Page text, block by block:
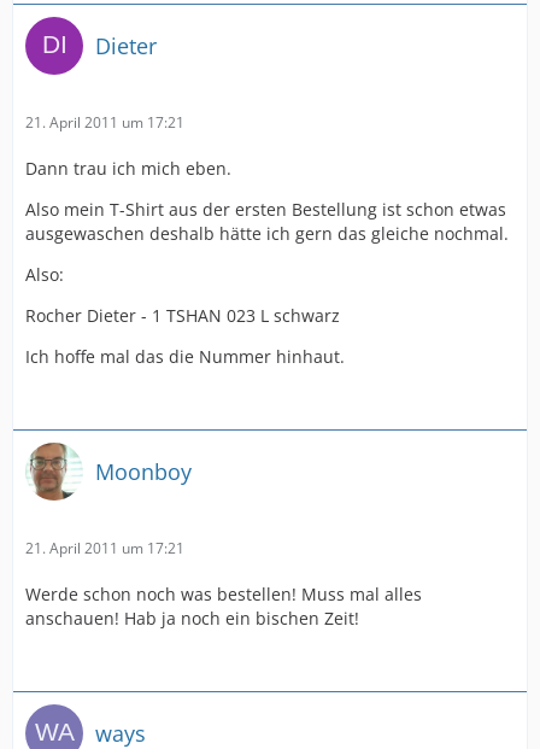
Dieter
21. April 2011 um 17:21
Dann trau ich mich eben.
Also mein T-Shirt aus der ersten Bestellung ist schon etwas
ausgewaschen deshalb hätte ich gern das gleiche nochmal.
Also:
Rocher Dieter - 1 TSHAN 023 L schwarz
Ich hoffe mal das die Nummer hinhaut.
Moonboy
21. April 2011 um 17:21
Werde schon noch was bestellen! Muss mal alles
anschauen! Hab ja noch ein bischen Zeit!
ways